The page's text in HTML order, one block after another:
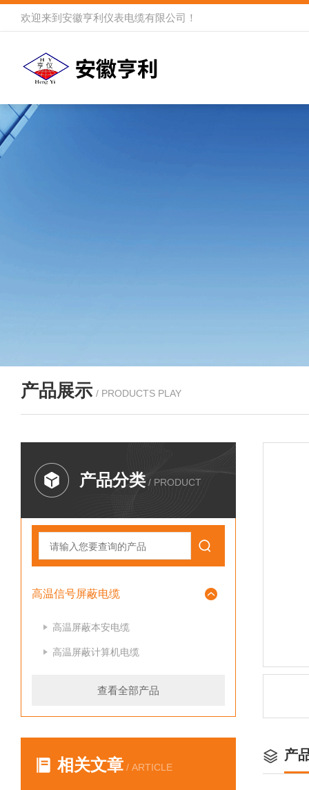
欢迎来到 安徽亨利仪表电缆有限公司 ！
产品展示 / PRODUCTS PLAY
产品分类 / PRODUCT
高温信号屏蔽电缆
高温屏蔽本安电缆
高温屏蔽计算机电缆
查看全部产品
相关文章 / ARTICLE
产